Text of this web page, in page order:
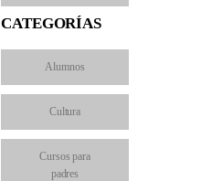
CATEGORÍAS
Alumnos
Cultura
Cursos para
padres